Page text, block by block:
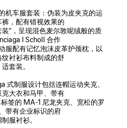
机车服套装：伪装为皮夹克的运
，配有错视效果的
”，呈现混色麦尔敦呢绒般的质
I Scholl 合作
服配有记忆泡沫皮革护颈枕，以
纹衬衫布料制成的舒
适套装。
式制服设计包括连帽运动夹克、
大衣和马甲、带有
签的 MA-1 尼龙夹克、宽松的罗
带有企业标识的府
服衬衫。